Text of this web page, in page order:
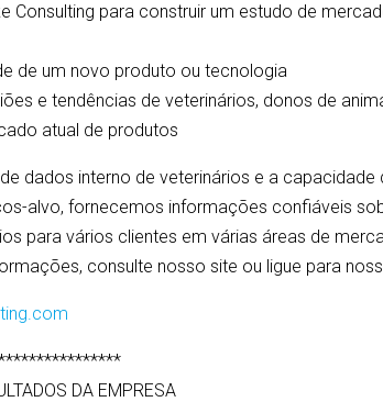
Consulting para construir um estudo de
de um novo produto ou tecnologia
e tendências de veterinários, donos de
atual de produtos
dados interno de veterinários e a
alvo, fornecemos informações confiáveis
para vários clientes em várias áreas de
consulte nosso site ou ligue para
DA EMPRESA